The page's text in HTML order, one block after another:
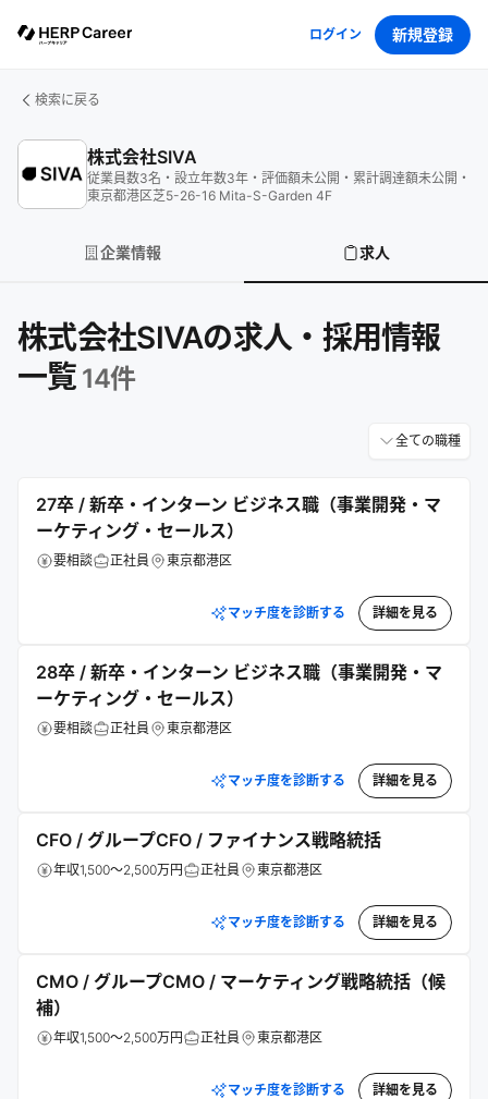
ログイン 新規登録
検索に戻る
株式会社SIVA
従業員数3名 ・ 設立年数3年 ・ 評価額未公開 ・ 累計調達額未公開 ・
東京都港区芝5-26-16 Mita-S-Garden 4F
企業情報 求人
株式会社SIVAの求人・採用情報
一覧 14件
全ての職種
27卒 / 新卒・インターン ビジネス職（事業開発・マ
ーケティング・セールス）
要相談 正社員 東京都港区
マッチ度を診断する 詳細を見る
28卒 / 新卒・インターン ビジネス職（事業開発・マ
ーケティング・セールス）
要相談 正社員 東京都港区
マッチ度を診断する 詳細を見る
CFO / グループCFO / ファイナンス戦略統括
年収1,500～2,500万円 正社員 東京都港区
マッチ度を診断する 詳細を見る
CMO / グループCMO / マーケティング戦略統括（候
補）
年収1,500～2,500万円 正社員 東京都港区
マッチ度を診断する 詳細を見る